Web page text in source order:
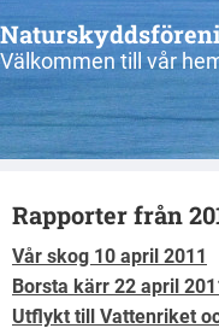
Välkommen till vår
Rapporter från
Vår skog 10 april 2011
Borsta kärr 22 april
Utflykt till Vattenriket